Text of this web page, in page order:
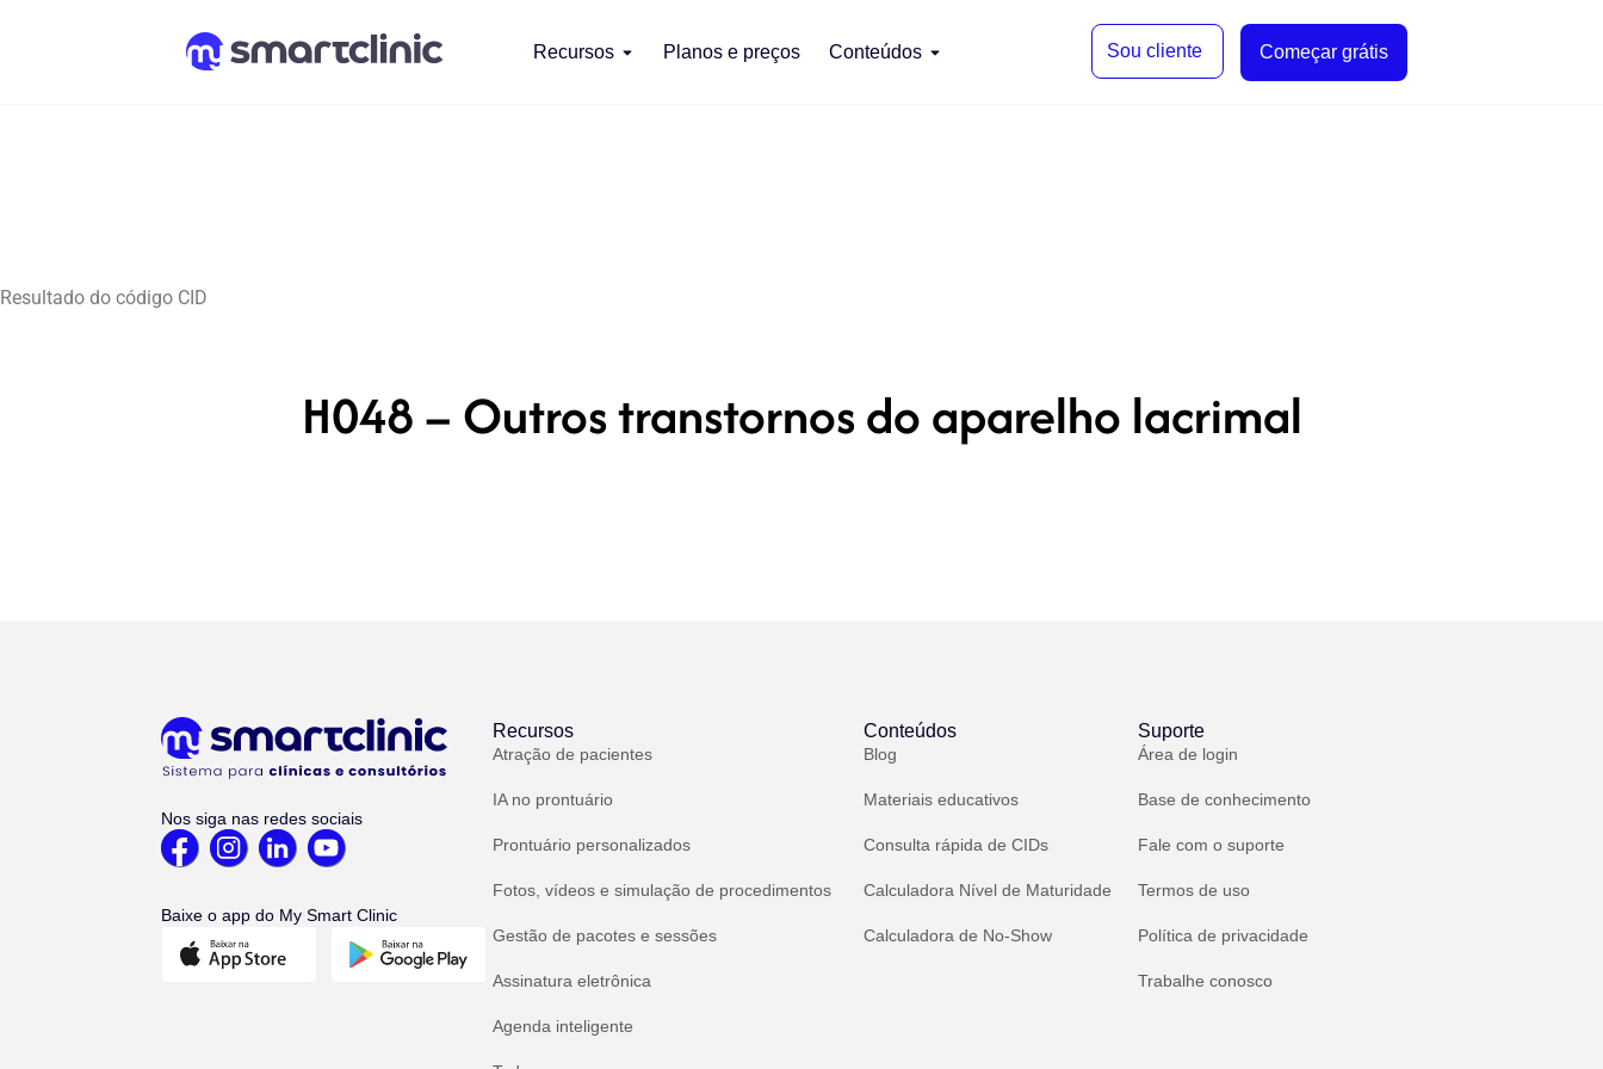
Recursos Planos e preços Conteúdos Sou cliente Começar grátis
Resultado do código CID
H048 – Outros transtornos do aparelho lacrimal
Nos siga nas redes sociais
Baixe o app do My Smart Clinic
Recursos
Atração de pacientes
IA no prontuário
Prontuário personalizados
Fotos, vídeos e simulação de procedimentos
Gestão de pacotes e sessões
Assinatura eletrônica
Agenda inteligente
Conteúdos
Blog
Materiais educativos
Consulta rápida de CIDs
Calculadora Nível de Maturidade
Calculadora de No-Show
Suporte
Área de login
Base de conhecimento
Fale com o suporte
Termos de uso
Política de privacidade
Trabalhe conosco